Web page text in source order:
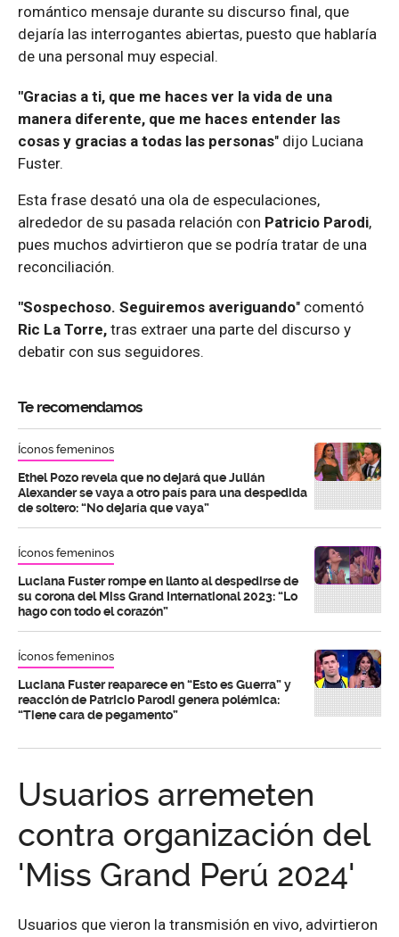
romántico mensaje durante su discurso final, que
dejaría las interrogantes abiertas, puesto que hablaría
de una personal muy especial.
"Gracias a ti, que me haces ver la vida de una
manera diferente, que me haces entender las
cosas y gracias a todas las personas" dijo Luciana
Fuster.
Esta frase desató una ola de especulaciones,
alrededor de su pasada relación con Patricio Parodi,
pues muchos advirtieron que se podría tratar de una
reconciliación.
"Sospechoso. Seguiremos averiguando" comentó
Ric La Torre, tras extraer una parte del discurso y
debatir con sus seguidores.
Te recomendamos
Íconos femeninos
Ethel Pozo revela que no dejará que Julián
Alexander se vaya a otro país para una despedida
de soltero: “No dejaría que vaya”
Íconos femeninos
Luciana Fuster rompe en llanto al despedirse de
su corona del Miss Grand International 2023: “Lo
hago con todo el corazón”
Íconos femeninos
Luciana Fuster reaparece en “Esto es Guerra” y
reacción de Patricio Parodi genera polémica:
“Tiene cara de pegamento”
Usuarios arremeten
contra organización del
'Miss Grand Perú 2024'
Usuarios que vieron la transmisión en vivo, advirtieron